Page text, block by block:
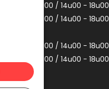
10u00 - 12u00 / 14u00 - 18u00
10u00 - 12u00 / 14u00 - 18u00
10u00 - 12u00 / 14u00 - 18u00
10u00 - 12u00 / 14u00 - 18u00
Gesloten